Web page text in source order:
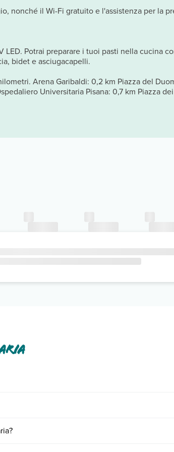
nonché il Wi-Fi gratuito e l'assistenza per la
Potrai preparare i tuoi pasti nella cucina
bidet e asciugacapelli.
Arena Garibaldi: 0,2 km Piazza del
Universitaria Pisana: 0,7 km Piazza